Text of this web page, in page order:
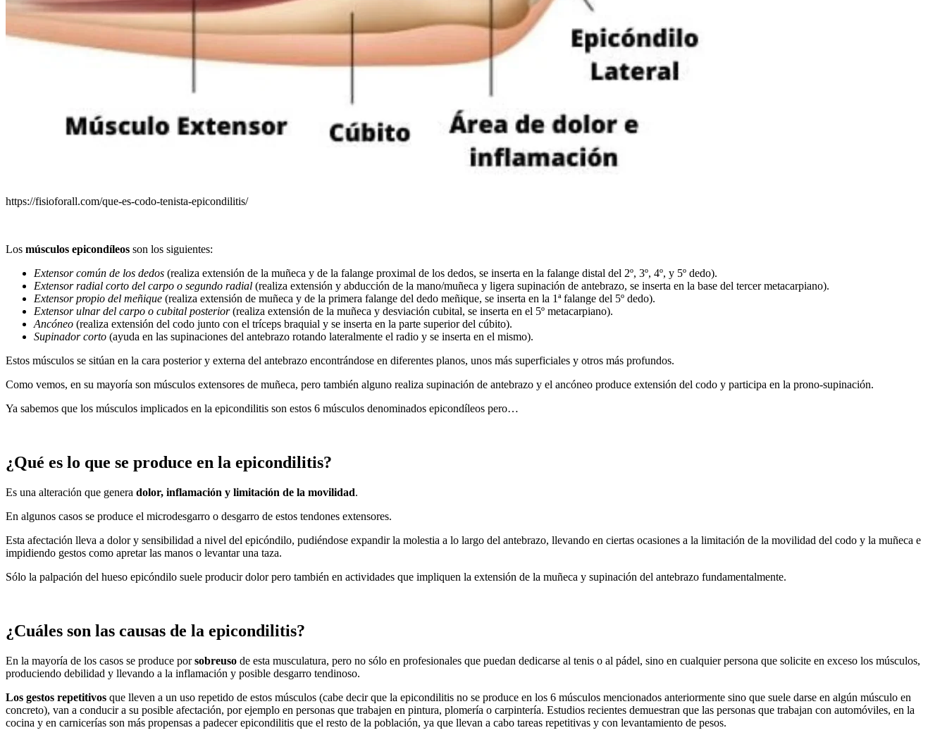
https://fisioforall.com/que-es-codo-tenista-epicondilitis/
Los músculos epicondíleos son los siguientes:
Extensor común de los dedos (realiza extensión de la muñeca y de la falange proximal de los dedos, se inserta en la falange distal del 2º, 3º, 4º, y 5º dedo).
Extensor radial corto del carpo o segundo radial (realiza extensión y abducción de la mano/muñeca y ligera supinación de antebrazo, se inserta en la base del tercer metacarpiano).
Extensor propio del meñique (realiza extensión de muñeca y de la primera falange del dedo meñique, se inserta en la 1ª falange del 5º dedo).
Extensor ulnar del carpo o cubital posterior(realiza extensión de la muñeca y desviación cubital, se inserta en el 5º metacarpiano).
Ancóneo (realiza extensión del codo junto con el tríceps braquial y se inserta en la parte superior del cúbito).
Supinador corto (ayuda en las supinaciones del antebrazo rotando lateralmente el radio y se inserta en el mismo).
Estos músculos se sitúan en la cara posterior y externa del antebrazo encontrándose en diferentes planos, unos más superficiales y otros más profundos.
Como vemos, en su mayoría son músculos extensores de muñeca, pero también alguno realiza supinación de antebrazo y el ancóneo produce extensión del codo y participa en la prono-supinación.
Ya sabemos que los músculos implicados en la epicondilitis son estos 6 músculos denominados epicondíleos pero…
¿Qué es lo que se produce en la epicondilitis?
Es una alteración que genera dolor, inflamación y limitación de la movilidad.
En algunos casos se produce el microdesgarro o desgarro de estos tendones extensores.
Esta afectación lleva a dolor y sensibilidad a nivel del epicóndilo, pudiéndose expandir la molestia a lo largo del antebrazo, llevando en ciertas ocasiones a la limitación de la movilidad del codo y la muñeca e
impidiendo gestos como apretar las manos o levantar una taza.
Sólo la palpación del hueso epicóndilo suele producir dolor pero también en actividades que impliquen la extensión de la muñeca y supinación del antebrazo fundamentalmente.
¿Cuáles son las causas de la epicondilitis?
En la mayoría de los casos se produce porsobreuso de esta musculatura, pero no sólo en profesionales que puedan dedicarse al tenis o al pádel, sino en cualquier persona que solicite en exceso los músculos,
produciendo debilidad y llevando a la inflamación y posible desgarro tendinoso.
Los gestos repetitivos que lleven a un uso repetido de estos músculos (cabe decir que la epicondilitis no se produce en los 6 músculos mencionados anteriormente sino que suele darse en algún músculo en
concreto), van a conducir a su posible afectación, por ejemplo en personas que trabajen en pintura, plomería o carpintería. Estudios recientes demuestran que las personas que trabajan con automóviles, en la
cocina y en carnicerías son más propensas a padecer epicondilitis que el resto de la población, ya que llevan a cabo tareas repetitivas y con levantamiento de pesos.